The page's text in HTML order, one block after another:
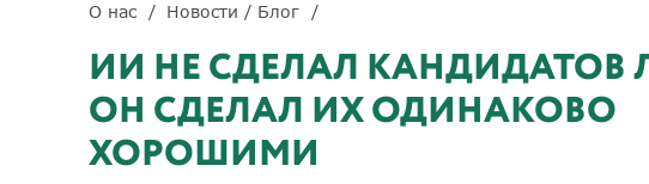
О нас Новости / Блог
ИИ НЕ СДЕЛАЛ КАНДИДАТОВ
ОН СДЕЛАЛ ИХ ОДИНАКОВО
ХОРОШИМИ